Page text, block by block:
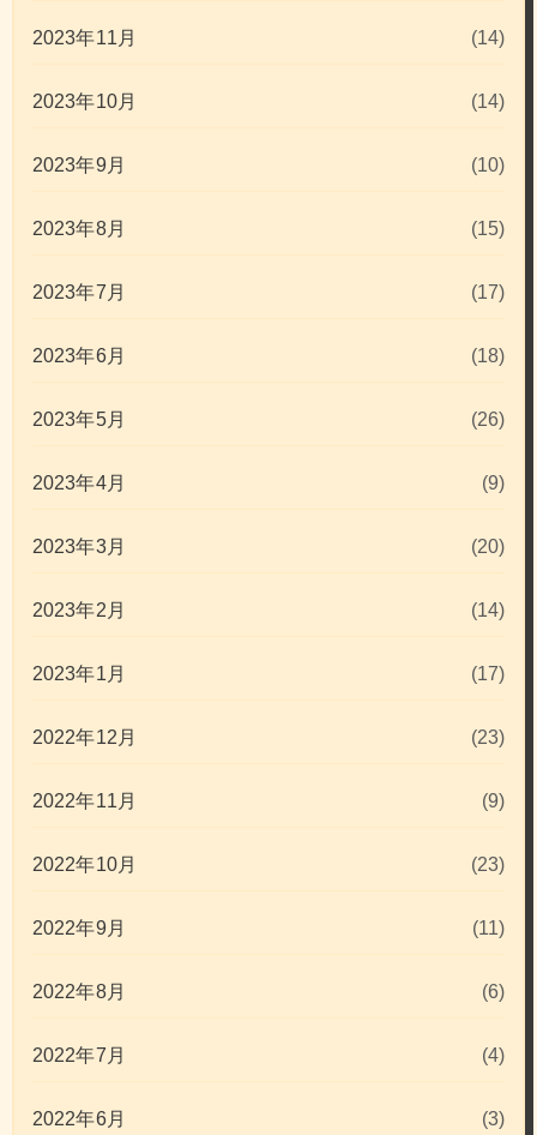
2023年11月 (14)
2023年10月 (14)
2023年9月 (10)
2023年8月 (15)
2023年7月 (17)
2023年6月 (18)
2023年5月 (26)
2023年4月 (9)
2023年3月 (20)
2023年2月 (14)
2023年1月 (17)
2022年12月 (23)
2022年11月 (9)
2022年10月 (23)
2022年9月 (11)
2022年8月 (6)
2022年7月 (4)
2022年6月 (3)